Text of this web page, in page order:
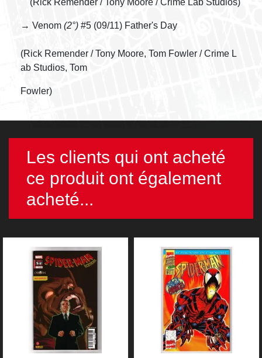
(Rick Remender / Tony Moore / Crime Lab Studios)
→ Venom (2°) #5 (09/11) Father's Day
(Rick Remender / Tony Moore, Tom Fowler / Crime L
ab Studios, Tom
Fowler)
Les clients qui ont acheté
ce produit ont également
acheté...